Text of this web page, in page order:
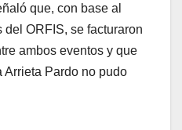
que, con base al
ORFIS, se facturaron
ambos eventos y que
Arrieta Pardo no pudo